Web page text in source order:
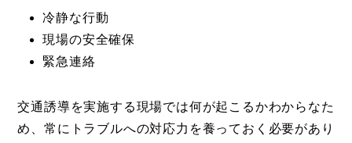
冷静な行動
現場の安全確保
緊急連絡
交通誘導を実施する現場では何が起こるかわからなた
め、常にトラブルへの対応力を養っておく必要があり